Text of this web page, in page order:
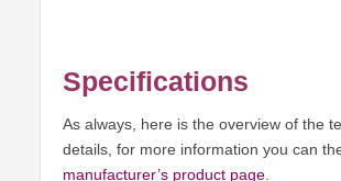
Specifications
As always, here is the overview of the
details, for more information you can
manufacturer’s product page.